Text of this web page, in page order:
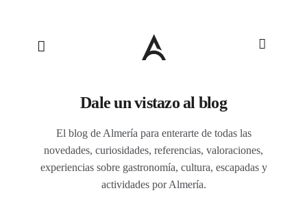
Dale un vistazo al blog
El blog de Almería para enterarte de todas las
novedades, curiosidades, referencias, valoraciones,
experiencias sobre gastronomía, cultura, escapadas y
actividades por Almería.